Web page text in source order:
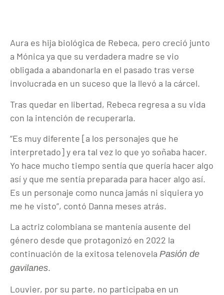
Aura es hija biológica de Rebeca, pero creció junto
a Mónica ya que su verdadera madre se vio
obligada a abandonarla en el pasado tras verse
involucrada en un suceso que la llevó a la cárcel.
Tras quedar en libertad, Rebeca regresa a su vida
con la intención de recuperarla.
“Es muy diferente [a los personajes que he
interpretado] y era tal vez lo que yo soñaba hacer.
Yo hace mucho tiempo sentía que quería hacer algo
así y que me sentía preparada para hacer algo así.
Es un personaje como nunca jamás ni siquiera yo
me he visto”, contó Danna meses atrás.
La actriz colombiana se mantenía ausente del
género desde que protagonizó en 2022 la
continuación de la exitosa telenovela Pasión de
gavilanes.
Louvier, por su parte, no participaba en un